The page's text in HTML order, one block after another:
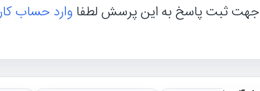
جهت ثبت پاسخ به این پرسش لطفا وارد حساب